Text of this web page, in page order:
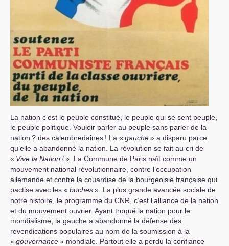
La nation c’est le peuple constitué, le peuple qui se sent peuple,
le peuple politique. Vouloir parler au peuple sans parler de la
nation ? des calembredaines ! La « gauche» a disparu parce
qu’elle a abandonné la nation. La révolution se fait au cri de
« Vive la Nation !». La Commune de Paris naît comme un
mouvement national révolutionnaire, contre l’occupation
allemande et contre la couardise de la bourgeoisie française qui
pactise avec les « boches». La plus grande avancée sociale de
notre histoire, le programme du CNR , c’est l’alliance de la nation
et du mouvement ouvrier. Ayant troqué la nation pour le
mondialisme, la gauche a abandonné la défense des
revendications populaires au nom de la soumission à la
« gouvernance» mondiale. Partout elle a perdu la confiance